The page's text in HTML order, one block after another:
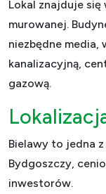
Lokal znajduje
murowanej.
niezbędne
kanalizacyjną,
gazową.
Bielawy to jedna
Bydgoszczy,
inwestorów.